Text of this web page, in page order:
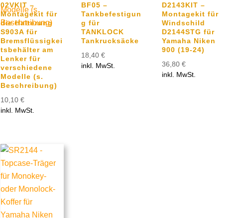
02VKIT –
Montagekit für
die Halterung
S903A für
Bremsflüssigkei
tsbehälter am
Lenker für
verschiedene
Modelle (s.
Beschreibung)
10,10€
inkl. MwSt.
BF05 –
Tankbefestigun
g für
TANKLOCK
Tankrucksäcke
18,40€
inkl. MwSt.
D2143KIT –
Montagekit für
Windschild
D2144STG für
Yamaha Niken
900 (19-24)
36,80 €
inkl. MwSt.